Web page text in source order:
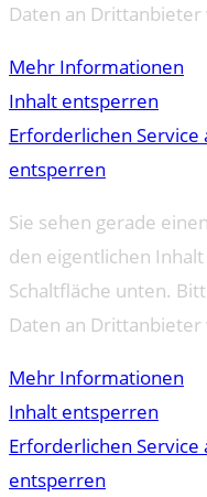
Daten an
Mehr Informationen
Inhalt entsperren
Erforderlichen
entsperren
Sie sehen gerade
den eigentlichen
Schaltfläche unten.
Daten an
Mehr Informationen
Inhalt entsperren
Erforderlichen
entsperren